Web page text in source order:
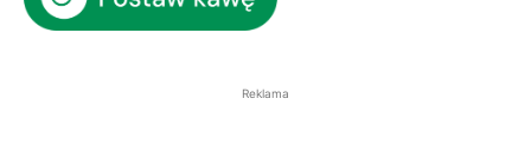
Reklama